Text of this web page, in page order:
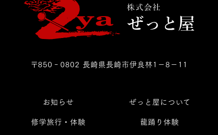
〒850‐0802 長崎県長崎市伊良林1－8－11
お知らせ
ぜっと屋について
修学旅行・体験
龍踊り体験